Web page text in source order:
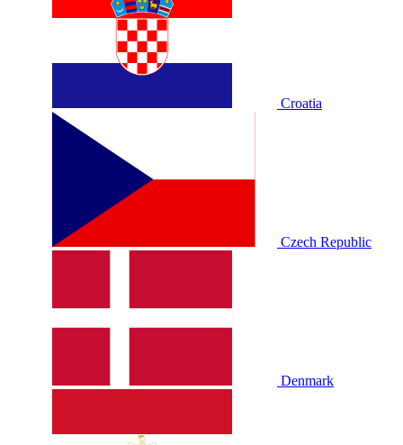
Croatia
Czech Republic
Denmark